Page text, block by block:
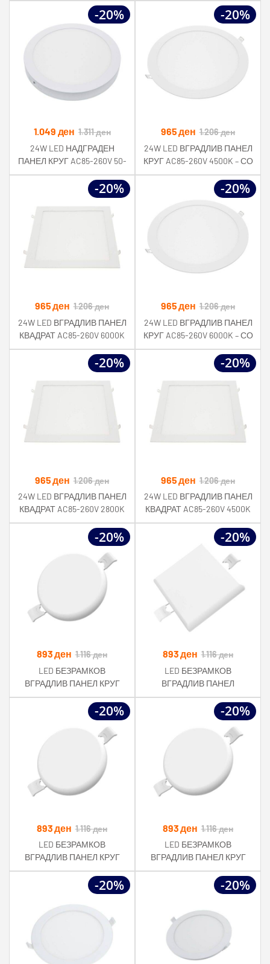
265V RA>80 IP54 4500K
265V RA>80 IP54 2700K
-20%
1.049 ден 1.311ден
24W LED НАДГРАДЕН
ПАНЕЛ КРУГ AC85-260V 50-
60Hz 4500K
-20%
965ден 1.206ден
24W LED ВГРАДЛИВ ПАНЕЛ
КРУГ AC85-260V 4500K – СО
ДРАЈВЕР
-20%
965ден 1.206ден
24W LED ВГРАДЛИВ ПАНЕЛ
КВАДРАТ AC85-260V 6000K
– СО ДРАЈВЕР
-20%
965ден 1.206ден
24W LED ВГРАДЛИВ ПАНЕЛ
КРУГ AC85-260V 6000K – СО
ДРАЈВЕР
-20%
965 ден 1.206ден
24W LED ВГРАДЛИВ ПАНЕЛ
КВАДРАТ AC85-260V 2800K
– СО ДРАЈВЕР
-20%
965 ден 1.206ден
24W LED ВГРАДЛИВ ПАНЕЛ
КВАДРАТ AC85-260V 4500K
– СО ДРАЈВЕР
-20%
893ден 1.116ден
LED БЕЗРАМКОВ
ВГРАДЛИВ ПАНЕЛ КРУГ
24W 2010LM AC85-265V
RA>80 IP54 2700K
-20%
893ден 1.116ден
LED БЕЗРАМКОВ
ВГРАДЛИВ ПАНЕЛ
КВАДРАТ 24W 2010LM AC85-
265V RA>80 IP54 2700K
-20%
893 ден 1.116ден
LED БЕЗРАМКОВ
ВГРАДЛИВ ПАНЕЛ КРУГ
24W 2010LM AC85-265V
RA>80 IP54 6000K
-20%
893 ден 1.116ден
LED БЕЗРАМКОВ
ВГРАДЛИВ ПАНЕЛ КРУГ
24W 2010LM AC85-265V
RA>80 IP54 4500K
-20% -20%